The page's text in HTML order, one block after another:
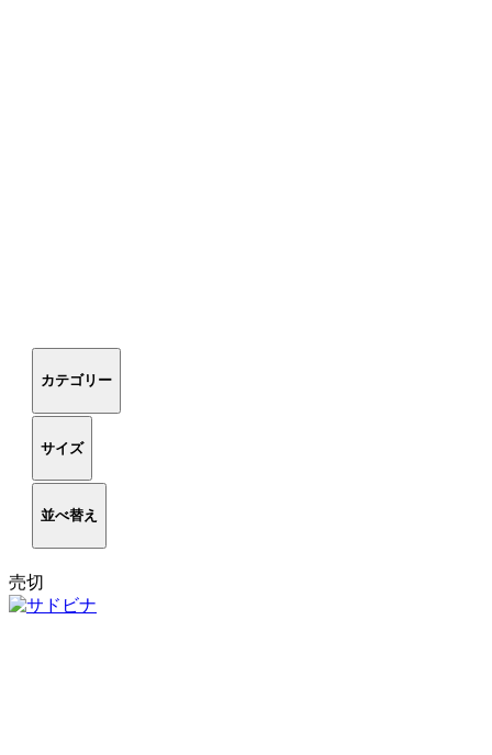
カテゴリー
サイズ
並べ替え
売切